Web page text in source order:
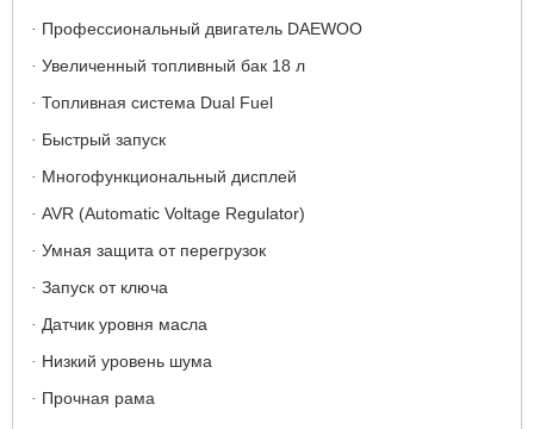
· Профессиональный двигатель DAEWOO
· Увеличенный топливный бак 18 л
· Топливная система Dual Fuel
· Быстрый запуск
· Многофункциональный дисплей
· AVR (Automatic Voltage Regulator)
· Умная защита от перегрузок
· Запуск от ключа
· Датчик уровня масла
· Низкий уровень шума
· Прочная рама